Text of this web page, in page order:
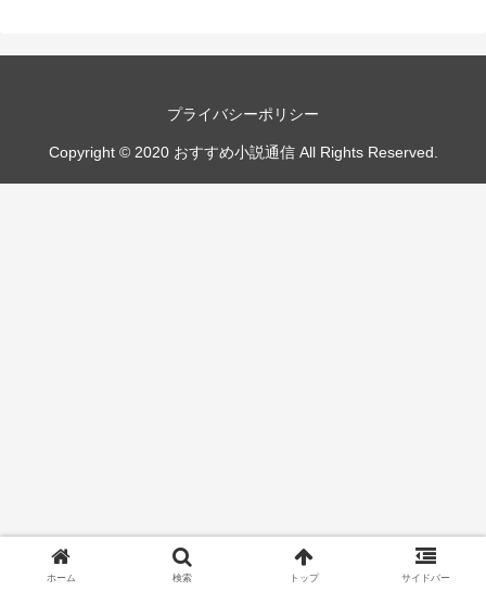
プライバシーポリシー
Copyright © 2020 おすすめ小説通信 All Rights Reserved.
ホーム 検索 トップ サイドバー